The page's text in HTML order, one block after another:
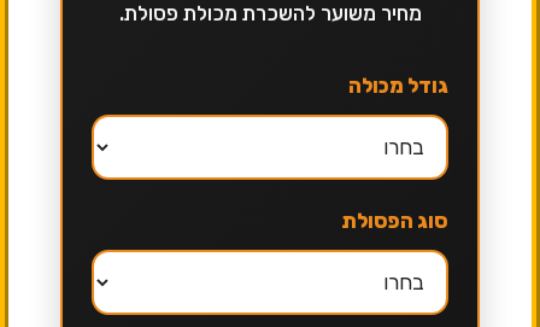
מחיר משוער להשכרת מכולת פסולת.
גודל מכולה
סוג הפסולת